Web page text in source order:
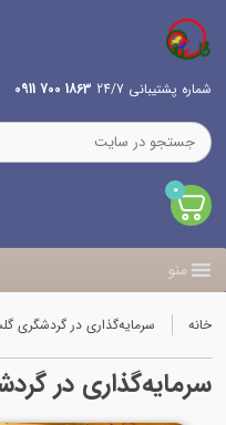
شماره پشتیبانی 24/7 1863 700 0911
0
منو
خانه سرمایه‌گذاری در گردشگری
سرمایه‌گذاری در